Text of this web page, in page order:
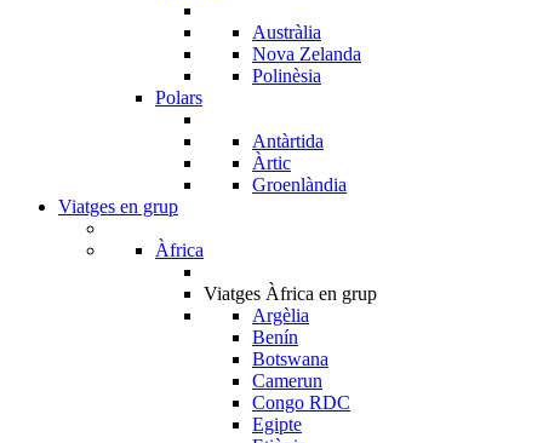
Austràlia
Nova Zelanda
Polinèsia
Polars
Antàrtida
Àrtic
Groenlàndia
Viatges en grup
Àfrica
Viatges Àfrica en grup
Argèlia
Benín
Botswana
Camerun
Congo RDC
Egipte